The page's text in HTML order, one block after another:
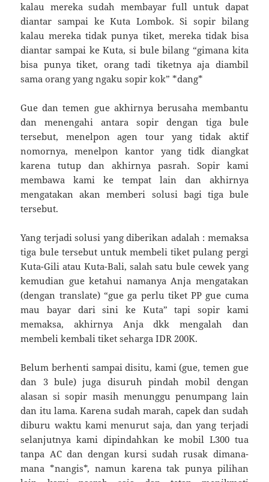
kalau mereka sudah membayar full untuk dapat
diantar sampai ke Kuta Lombok. Si sopir bilang
kalau mereka tidak punya tiket, mereka tidak bisa
diantar sampai ke Kuta, si bule bilang “gimana kita
bisa punya tiket, orang tadi tiketnya aja diambil
sama orang yang ngaku sopir kok” *dang*
Gue dan temen gue akhirnya berusaha membantu
dan menengahi antara sopir dengan tiga bule
tersebut, menelpon agen tour yang tidak aktif
nomornya, menelpon kantor yang tidk diangkat
karena tutup dan akhirnya pasrah. Sopir kami
membawa kami ke tempat lain dan akhirnya
mengatakan akan memberi solusi bagi tiga bule
tersebut.
Yang terjadi solusi yang diberikan adalah : memaksa
tiga bule tersebut untuk membeli tiket pulang pergi
Kuta-Gili atau Kuta-Bali, salah satu bule cewek yang
kemudian gue ketahui namanya Anja mengatakan
(dengan translate) “gue ga perlu tiket PP gue cuma
mau bayar dari sini ke Kuta” tapi sopir kami
memaksa, akhirnya Anja dkk mengalah dan
membeli kembali tiket seharga IDR 200K.
Belum berhenti sampai disitu, kami (gue, temen gue
dan 3 bule) juga disuruh pindah mobil dengan
alasan si sopir masih menunggu penumpang lain
dan itu lama. Karena sudah marah, capek dan sudah
diburu waktu kami menurut saja, dan yang terjadi
selanjutnya kami dipindahkan ke mobil L300 tua
tanpa AC dan dengan kursi sudah rusak dimana-
mana *nangis*, namun karena tak punya pilihan